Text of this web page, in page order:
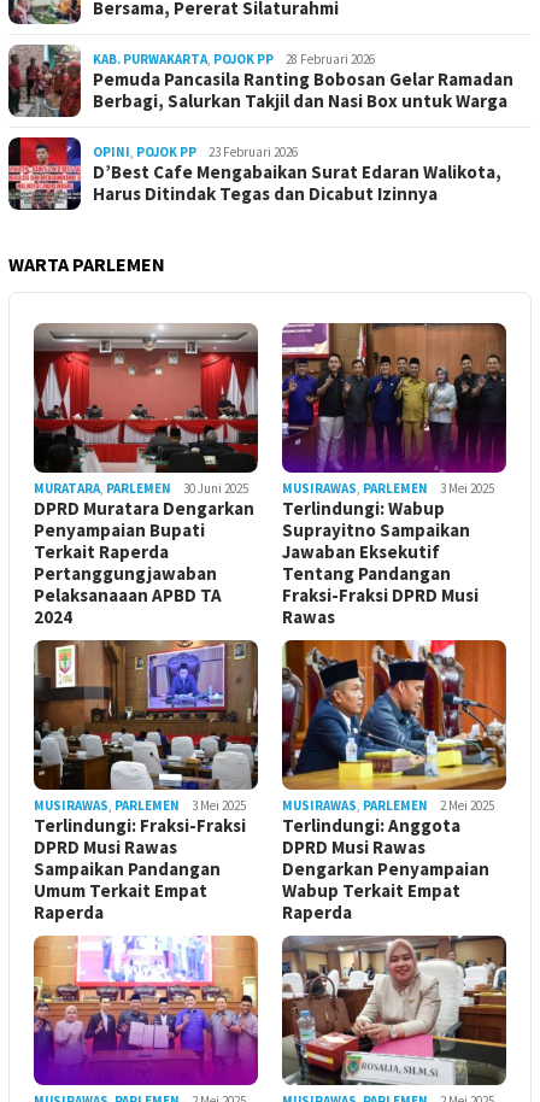
Bersama, Pererat Silaturahmi
KAB. PURWAKARTA, POJOK PP 28 Februari 2026
Pemuda Pancasila Ranting Bobosan Gelar Ramadan
Berbagi, Salurkan Takjil dan Nasi Box untuk Warga
OPINI, POJOK PP 23 Februari 2026
D’Best Cafe Mengabaikan Surat Edaran Walikota,
Harus Ditindak Tegas dan Dicabut Izinnya
WARTA PARLEMEN
MURATARA, PARLEMEN 30 Juni 2025
DPRD Muratara Dengarkan
Penyampaian Bupati
Terkait Raperda
Pertanggungjawaban
Pelaksanaaan APBD TA
2024
MUSIRAWAS, PARLEMEN 3 Mei 2025
Terlindungi: Wabup
Suprayitno Sampaikan
Jawaban Eksekutif
Tentang Pandangan
Fraksi-Fraksi DPRD Musi
Rawas
MUSIRAWAS, PARLEMEN 3 Mei 2025
Terlindungi: Fraksi-Fraksi
DPRD Musi Rawas
Sampaikan Pandangan
Umum Terkait Empat
Raperda
MUSIRAWAS, PARLEMEN 2 Mei 2025
Terlindungi: Anggota
DPRD Musi Rawas
Dengarkan Penyampaian
Wabup Terkait Empat
Raperda